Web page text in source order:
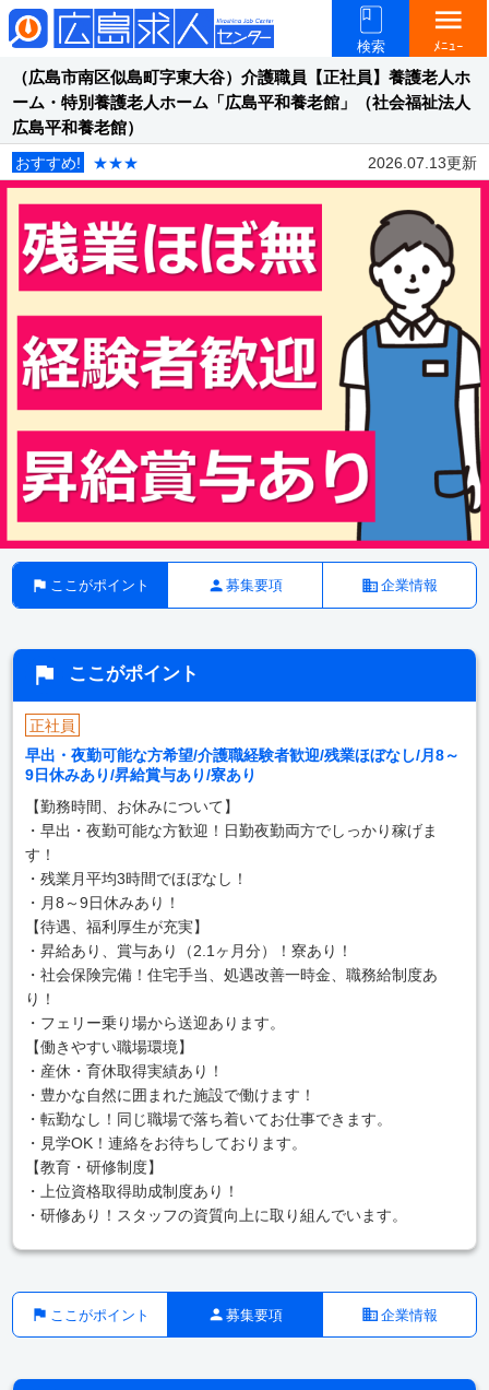
検索
menu
ﾒﾆｭｰ
（広島市南区似島町字東大谷）介護職員【正社員】養護老人ホ
ーム・特別養護老人ホーム「広島平和養老館」（社会福祉法人
広島平和養老館）
おすすめ! ★★★ 2026.07.13更新
ここがポイント 募集要項 企業情報
ここがポイント
正社員
早出・夜勤可能な方希望/介護職経験者歓迎/残業ほぼなし/月8～
9日休みあり/昇給賞与あり/寮あり
【勤務時間、お休みについて】
・早出・夜勤可能な方歓迎！日勤夜勤両方でしっかり稼げま
す！
・残業月平均3時間でほぼなし！
・月8～9日休みあり！
【待遇、福利厚生が充実】
・昇給あり、賞与あり（2.1ヶ月分）！寮あり！
・社会保険完備！住宅手当、処遇改善一時金、職務給制度あ
り！
・フェリー乗り場から送迎あります。
【働きやすい職場環境】
・産休・育休取得実績あり！
・豊かな自然に囲まれた施設で働けます！
・転勤なし！同じ職場で落ち着いてお仕事できます。
・見学OK！連絡をお待ちしております。
【教育・研修制度】
・上位資格取得助成制度あり！
・研修あり！スタッフの資質向上に取り組んでいます。
ここがポイント 募集要項 企業情報